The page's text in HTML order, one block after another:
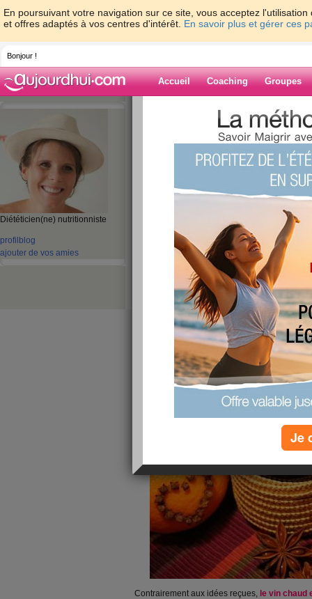
En poursuivant votre navigation sur ce site, vous acceptez
et offres adaptés à vos centres d'intérêt. En savoir plus et gérer ces
Bonjour !
Accueil Coaching Groupes
Diététicien(ne) nutritionniste
profil blog
ajouter de vos amies
>
> Les
Blog de
Les
chaud a le vent
publié le 07/12/2012 à 16:16
Contrairement aux idées reçues,le vin chaud
Je